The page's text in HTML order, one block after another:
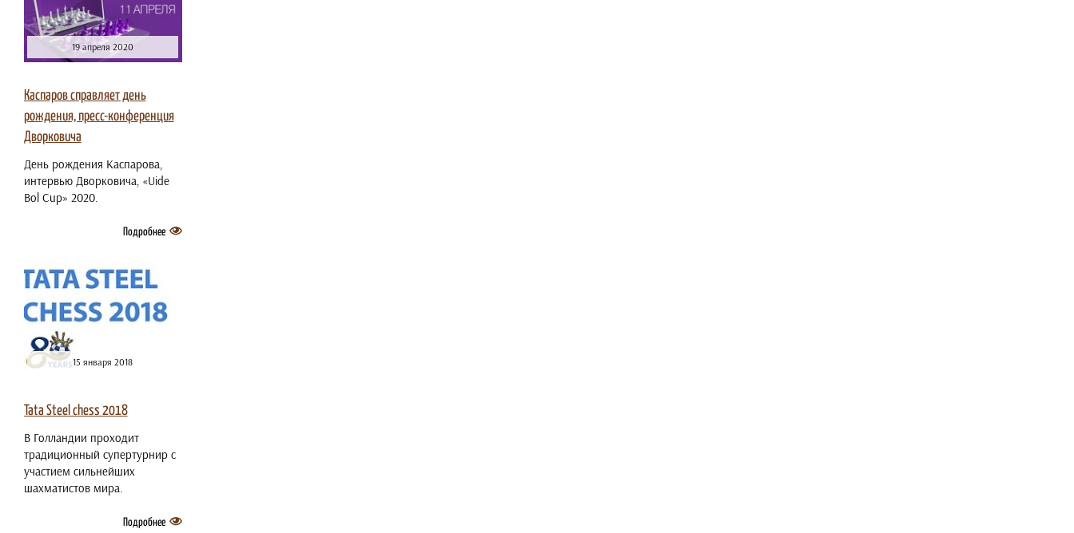
19 апреля 2020
Каспаров справляет день
рождения, пресс-конференция
Дворковича
День рождения Каспарова,
интервью Дворковича, «Uide
Bol Cup» 2020.
Подробнее
15 января 2018
Tata Steel chess 2018
В Голландии проходит
традиционный супертурнир с
участием сильнейших
шахматистов мира.
Подробнее